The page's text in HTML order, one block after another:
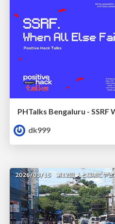
PHTalks Bengaluru - SSRF
dk999